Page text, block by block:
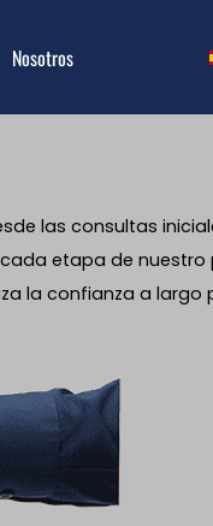
Nosotros
las consultas
etapa de
la confianza a largo